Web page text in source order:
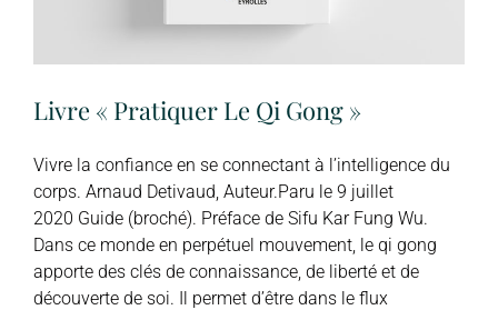
Livre « Pratiquer Le Qi Gong »
Vivre la confiance en se connectant à l’intelligence du
corps. Arnaud Detivaud, Auteur.Paru le 9 juillet
2020 Guide (broché). Préface de Sifu Kar Fung Wu.
Dans ce monde en perpétuel mouvement, le qi gong
apporte des clés de connaissance, de liberté et de
découverte de soi. Il permet d’être dans le flux